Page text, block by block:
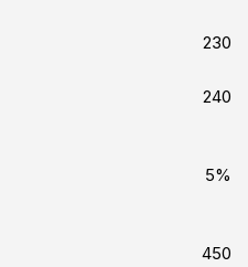
230
240
5%
450